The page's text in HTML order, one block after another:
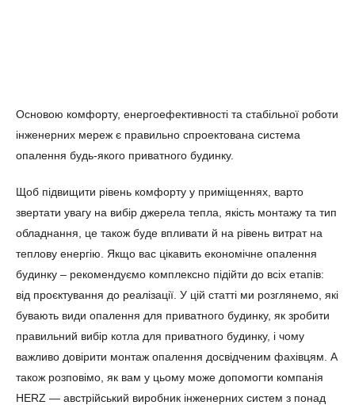
Основою комфорту, енергоефективності та стабільної роботи
інженерних мереж є правильно спроектована система
опалення будь-якого приватного будинку.
Щоб підвищити рівень комфорту у приміщеннях, варто
звертати увагу на вибір джерела тепла, якість монтажу та тип
обладнання, це також буде впливати й на рівень витрат на
теплову енергію. Якщо вас цікавить економічне опалення
будинку – рекомендуємо комплексно підійти до всіх етапів:
від проєктування до реалізації. У цій статті ми розглянемо, які
бувають види опалення для приватного будинку, як зробити
правильний вибір котла для приватного будинку, і чому
важливо довірити монтаж опалення досвідченим фахівцям. А
також розповімо, як вам у цьому може допомогти компанія
HERZ — австрійський виробник інженерних систем з понад